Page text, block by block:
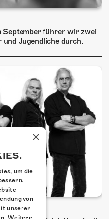
September führen wir zwei
Jugendliche durch.
×
um die
von
unserer
Weitere